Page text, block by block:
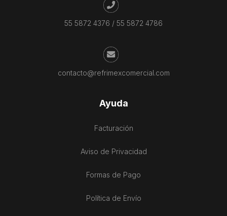
55 5872 4376 / 55 5872 4786
contacto@refrimexcomercial.com
Ayuda
Facturación
Aviso de Privacidad
Formas de Pago
Política de Envío